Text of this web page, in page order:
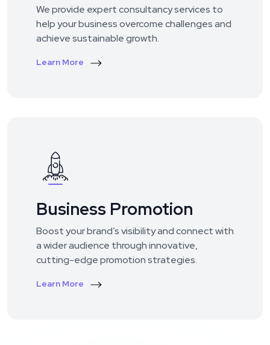
We provide expert consultancy services to
help your business overcome challenges and
achieve sustainable growth.
Learn More
Business Promotion
Boost your brand’s visibility and connect with
a wider audience through innovative,
cutting-edge promotion strategies.
Learn More